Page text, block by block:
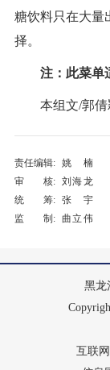
糖饮料只在大量
择。
注：此菜单
本组文/郭倩
责任编辑: 姚楠
审 核: 刘海龙
统 筹: 张宇
监 制: 曲立伟
黑龙
互联